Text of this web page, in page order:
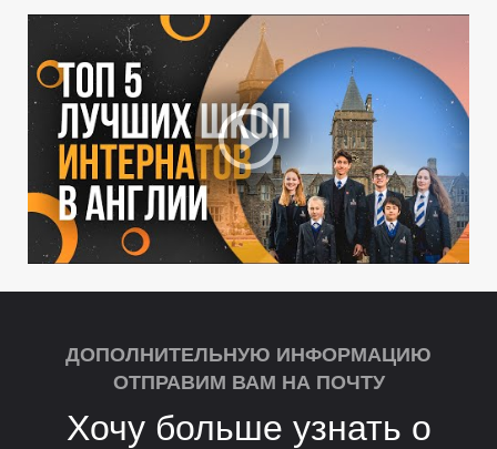
Ы
ДОПОЛНИТЕЛЬНУЮ ИНФОРМАЦИЮ
ОТПРАВИМ ВАМ НА ПОЧТУ
Хочу больше узнать о